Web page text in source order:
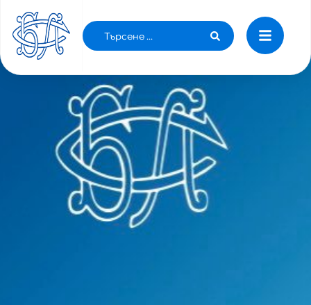
БЛС ТЪРСИ ФИНАНСИРАНЕ ПО
ЕВРОПЕЙСКИ ПРОЕКТИ